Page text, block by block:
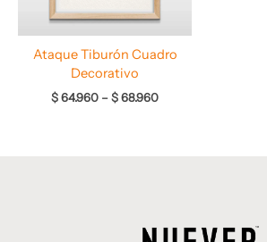
Ataque Tiburón Cuadro
Decorativo
$64.960 –$68.960